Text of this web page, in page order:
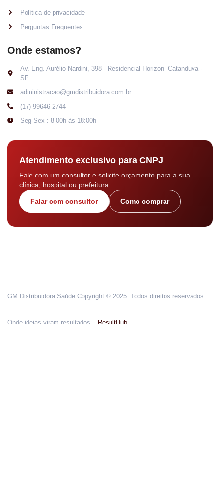
Política de privacidade
Perguntas Frequentes
Onde estamos?
Av. Eng. Aurélio Nardini, 398 - Residencial Horizon, Catanduva -
SP
administracao@gmdistribuidora.com.br
(17) 99646-2744
Seg-Sex : 8:00h às 18:00h
Atendimento exclusivo para CNPJ
Fale com um consultor e solicite orçamento para a sua
clínica, hospital ou prefeitura.
Falar com consultor Como comprar
GM Distribuidora Saúde Copyright © 2025. Todos direitos reservados.
Onde ideias viram resultados – ResultHub.